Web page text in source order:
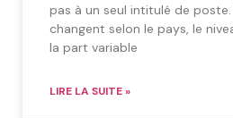
pas à un seul intitulé de
changent selon le pays, le
la part variable
LIRE LA SUITE »